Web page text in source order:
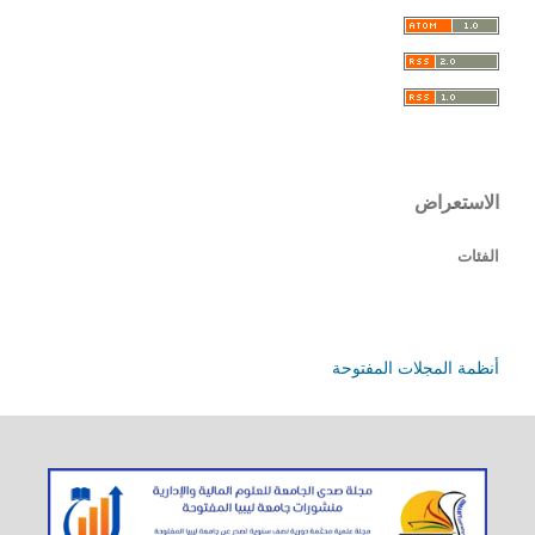
الاستعراض
الفئات
أنظمة المجلات المفتوحة